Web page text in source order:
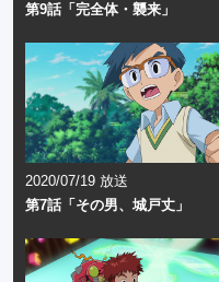
第9話「完全体・襲来」
2020/07/19 放送
第7話「その男、城戸丈」